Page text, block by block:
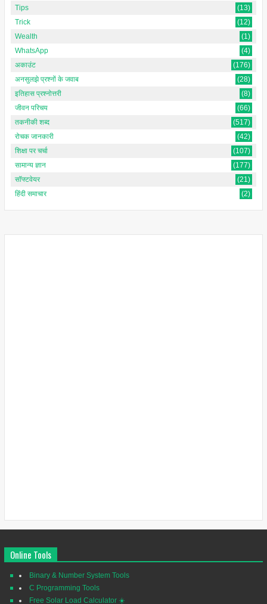
Tips
(13)
Trick
(12)
Wealth
(1)
WhatsApp
(4)
अकाउंट
(176)
अनसुलझे प्रश्नों के जवाब
(28)
इतिहास प्रश्नोत्तरी
(8)
जीवन परिचय
(66)
तकनीकी शब्द
(517)
रोचक जानकारी
(42)
शिक्षा पर चर्चा
(107)
सामान्य ज्ञान
(177)
सॉफ्टवेयर
(21)
हिंदी समाचार
(2)
Online Tools
Binary & Number System Tools
C Programming Tools
Free Solar Load Calculator ☀️